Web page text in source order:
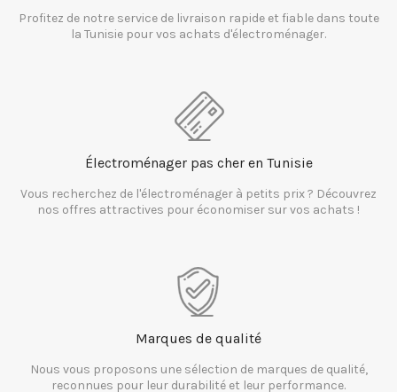
Profitez de notre service de livraison rapide et fiable dans toute
la Tunisie pour vos achats d'électroménager.
Électroménager pas cher en Tunisie
Vous recherchez de l'électroménager à petits prix ? Découvrez
nos offres attractives pour économiser sur vos achats !
Marques de qualité
Nous vous proposons une sélection de marques de qualité,
reconnues pour leur durabilité et leur performance.